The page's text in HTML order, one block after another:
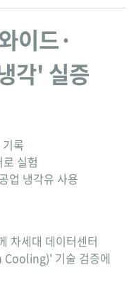
이드·
각' 실증
록
실험
업 냉각유 사용
차세대 데이터센터
기술 검증에